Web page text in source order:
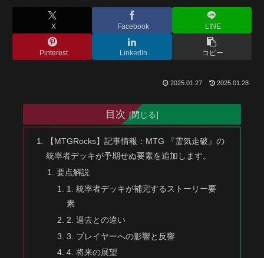
X Facebook LINE
Pinterest LinkedIn コピー
2025.01.27 2025.01.28
目次
【MTGRocks】記事情報：MTG 『霊気走破』の
統率者デッキが予期せぬ要素を追加します。
要点解説
1. 統率者デッキが補完するストーリー要
素
2. 過去との違い
3. プレイヤーへの影響と反響
4. 将来の展望